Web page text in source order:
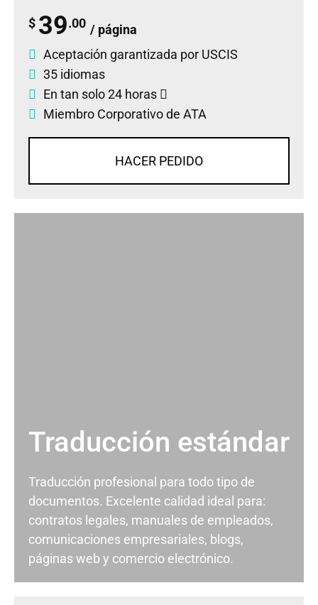
$ 39.00 / página
Aceptación garantizada por USCIS
35 idiomas
En tan solo 24 horas
Miembro Corporativo de ATA
HACER PEDIDO
Traducción estándar
Traducción profesional para todo tipo de
documentos. Excelente calidad ideal para:
contratos legales, manuales de empleados,
comunicaciones empresariales, blogs,
páginas web y comercio electrónico.